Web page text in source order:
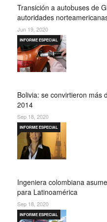
Transición a autobuses de
autoridades
Jun 19, 2020
Bolivia: se convirtieron más
2014
INFORME ESPECIAL
Sep 18, 2020
Ingeniera colombiana
para Latinoamérica
INFORME ESPECIAL
Sep 18, 2020
INFORME ESPECIAL